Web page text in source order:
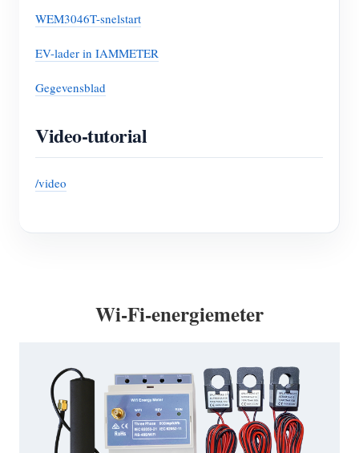
WEM3046T-snelstart
EV-lader in IAMMETER
Gegevensblad
Video-tutorial
/video
Wi-Fi-energiemeter